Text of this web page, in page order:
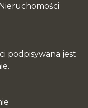
podpisywana jest